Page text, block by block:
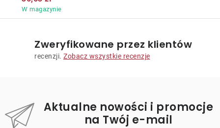
W magazynie
Zweryfikowane przez klientów
recenzji. Zobacz wszystkie recenzje
Aktualne nowości i promocje
na Twój e-mail